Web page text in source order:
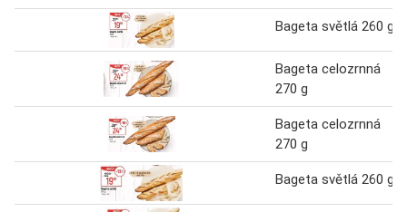
Bageta světlá 260 g
Bageta celozrnná
270 g
Bageta celozrnná
270 g
Bageta světlá 260 g